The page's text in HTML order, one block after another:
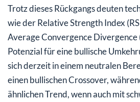
Trotz dieses Rückgangs deuten
wie der Relative Strength Index
Average Convergence
Potenzial für eine bullische
sich derzeit in einem neutralen
einen bullischen Crossover,
ähnlichen Trend, wenn auch mit